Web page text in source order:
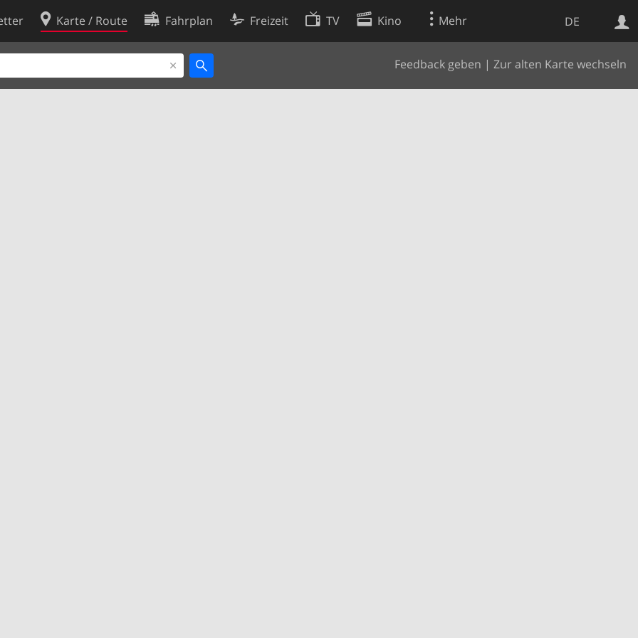
DE
Karte / Route Fahrplan Freizeit TV Kino Mehr
Feedback geben | Zur alten Karte wechseln
Websuche
Cookie-Richtlinie
Cookie-Einstellungen